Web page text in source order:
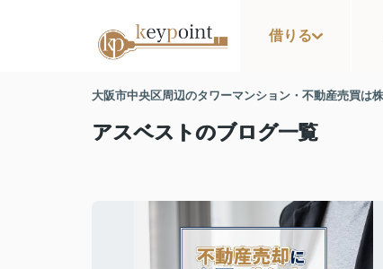
借りる
大阪市中央区周辺のタワーマンション・不動産売買は
アスベストのブログ一覧